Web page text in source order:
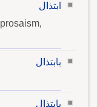
ابتذال
بابتذال
بابتذال